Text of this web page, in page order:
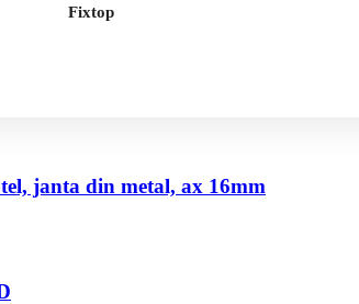
Fixtop
janta din metal, ax 16mm